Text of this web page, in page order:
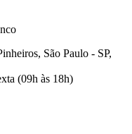
São Paulo - SP,
(09h às 18h)